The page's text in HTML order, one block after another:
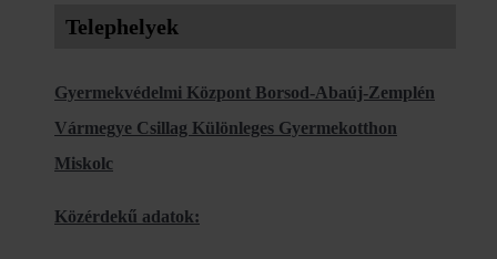
Telephelyek
Gyermekvédelmi Központ Borsod-Abaúj-Zemplén
Vármegye Csillag Különleges Gyermekotthon
Miskolc
Közérdekű adatok: